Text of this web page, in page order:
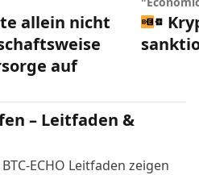
allein nicht
auf
– Leitfaden &
ECHO Leitfaden zeigen